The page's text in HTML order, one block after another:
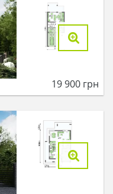
19 900 грн